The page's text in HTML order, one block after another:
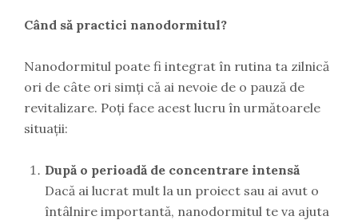
Când să practici nanodormitul?
Nanodormitul poate fi integrat în rutina ta zilnică
ori de câte ori simți că ai nevoie de o pauză de
revitalizare. Poți face acest lucru în următoarele
situații:
După o perioadă de concentrare intensă
Dacă ai lucrat mult la un proiect sau ai avut o
întâlnire importantă, nanodormitul te va ajuta